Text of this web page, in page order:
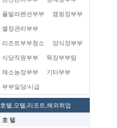
플빌라펜션부부 캠핑장부부
별장관리부부
리조트부부청소 양식장부부
식당직원부부 목장부부팀
채소농장부부 기타부부
부부일당/시급
호텔,모텔,리조트,해외취업
호 텔